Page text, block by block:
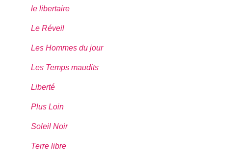
le libertaire
Le Réveil
Les Hommes du jour
Les Temps maudits
Liberté
Plus Loin
Soleil Noir
Terre libre